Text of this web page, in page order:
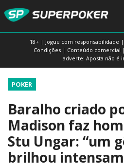
18+ | Jogue com responsabilidade
Condições | Conteúdo comercial
adverte: Aposta não é
POKER
Baralho criado
Madison faz
Stu Ungar: “um
brilhou